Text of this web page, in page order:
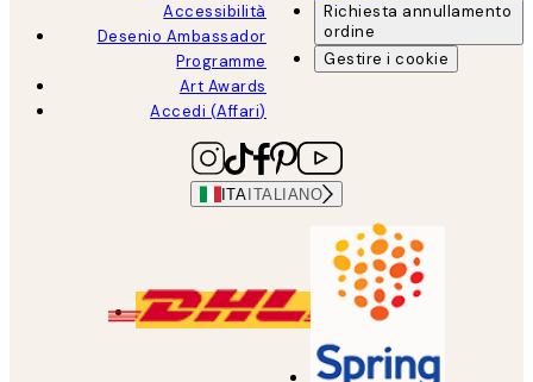
Accessibilità
Desenio Ambassador
Programme
Art Awards
Accedi (Affari)
Richiesta annullamento
ordine
Gestire i cookie
ITA ITALIANO